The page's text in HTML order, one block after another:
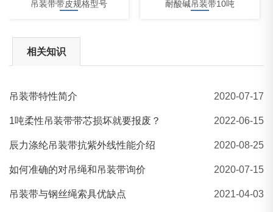
吊装带带皮规格型号 耐酸碱吊装带10吨
5吨吊装带
相关知识
吊装带特性简介 2020-07-17
1吨柔性吊装带带芯损坏就要报废？ 2022-06-15
辰力涤纶吊装带抗紫外线性能介绍 2020-08-25
如何准确的对吊绳和吊装带询价 2020-07-15
吊装带与钢丝绳索具优缺点 2021-04-03